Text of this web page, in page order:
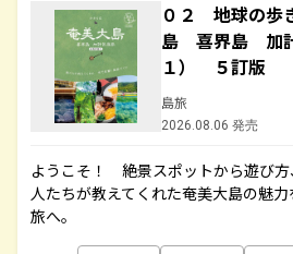
０２ 地球の
島 喜界島 加
１） ５訂版
島旅
2026.08.06 発売
ようこそ！ 絶景スポットから遊び方
人たちが教えてくれた奄美大島の魅
旅へ。